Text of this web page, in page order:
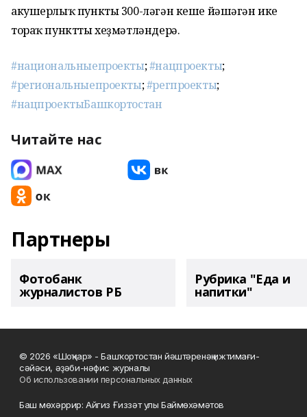
акушерлыҡ пункты 300-ләгән кеше йәшәгән ике
тораҡ пунктты хеҙмәтләндерә.
#национальныепроекты;#нацпроекты;
#региональныепроекты;#регпроекты;
#нацпроектыБашкортостан
Читайте нас
Партнеры
Фотобанк
журналистов РБ
Рубрика "Еда и
напитки"
© 2026 «Шоңҡар» - Башҡортостан йәштәренәң ижтимағи-
сәйәси, әҙәби-нәфис журналы
Об использовании персональных данных
Баш мөхәррир: Айгиз Ғиззәт улы Баймөхәмәтов